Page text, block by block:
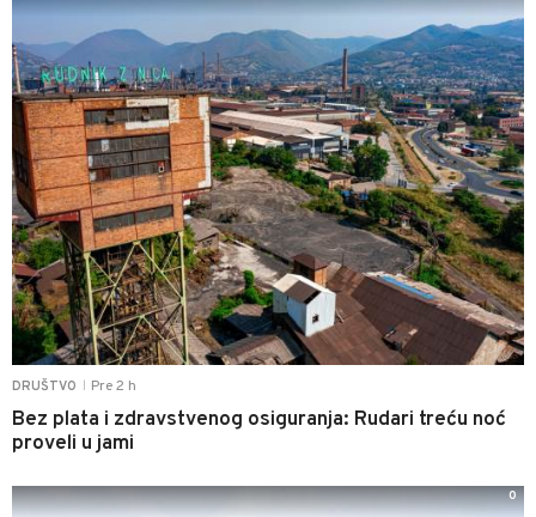
DRUŠTVO Pre 2 h
Bez plata i zdravstvenog osiguranja: Rudari treću noć
proveli u jami
0